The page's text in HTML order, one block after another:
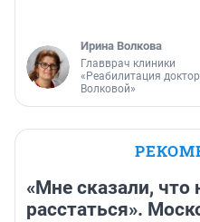
Ирина Волкова
Главврач клиники
«Реабилитация
Волковой»
«Мне сказали,
расстаться».